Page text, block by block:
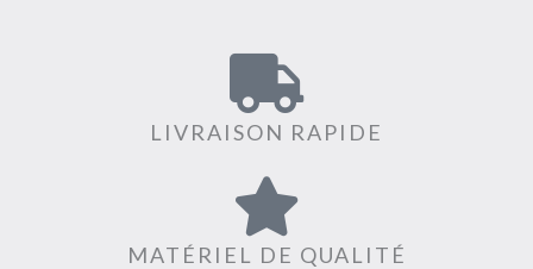
LIVRAISON RAPIDE
MATÉRIEL DE QUALITÉ